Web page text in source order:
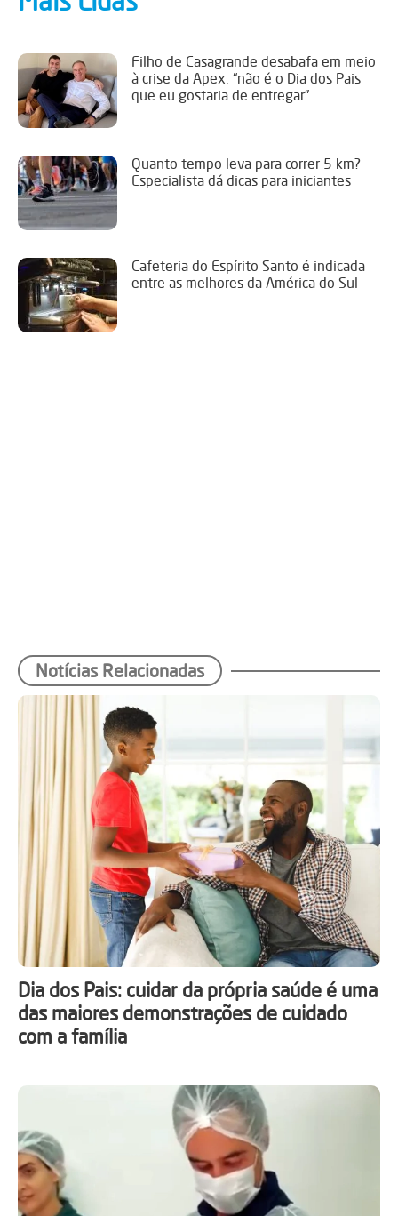
Filho de Casagrande desabafa em meio
à crise da Apex: “não é o Dia dos Pais
que eu gostaria de entregar”
Quanto tempo leva para correr 5 km?
Especialista dá dicas para iniciantes
Cafeteria do Espírito Santo é indicada
entre as melhores da América do Sul
Notícias Relacionadas
Dia dos Pais: cuidar da própria saúde é uma
das maiores demonstrações de cuidado
com a família